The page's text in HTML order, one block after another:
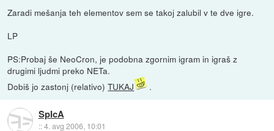
Zaradi mešanja teh elementov sem se takoj zalubil v te dve igre.
LP
PS:Probaj še NeoCron, je podobna zgornim igram in igraš z
drugimi ljudmi preko NETa.
Dobiš jo zastonj (relativo)TUKAJ .
SpIcA
::4. avg 2006, 10:01